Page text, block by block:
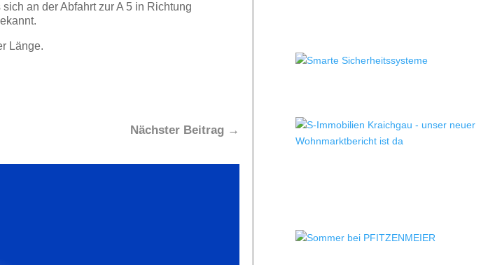
an der Abfahrt zur A 5 in Richtung
Länge.
Nächster Beitrag→